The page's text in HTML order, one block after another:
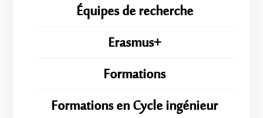
Équipes de recherche
Erasmus+
Formations
Formations en Cycle ingénieur